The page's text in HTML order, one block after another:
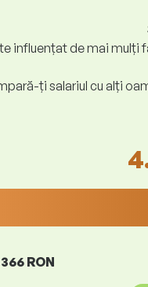
influențat de mai
ți salariul cu alți
RON